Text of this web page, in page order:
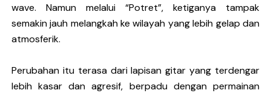
wave. Namun melalui “Potret”, ketiganya tampak
semakin jauh melangkah ke wilayah yang lebih gelap dan
atmosferik.
Perubahan itu terasa dari lapisan gitar yang terdengar
lebih kasar dan agresif, berpadu dengan permainan